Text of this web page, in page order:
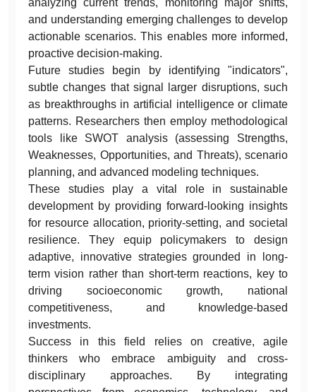
and understanding emerging challenges to develop
actionable scenarios. This enables more informed,
proactive decision-making.
Future studies begin by identifying "indicators",
subtle changes that signal larger disruptions, such
as breakthroughs in artificial intelligence or climate
patterns. Researchers then employ methodological
tools like SWOT analysis (assessing Strengths,
Weaknesses, Opportunities, and Threats), scenario
planning, and advanced modeling techniques.
These studies play a vital role in sustainable
development by providing forward-looking insights
for resource allocation, priority-setting, and societal
resilience. They equip policymakers to design
adaptive, innovative strategies grounded in long-
term vision rather than short-term reactions, key to
driving socioeconomic growth, national
competitiveness, and knowledge-based
investments.
Success in this field relies on creative, agile
thinkers who embrace ambiguity and cross-
disciplinary approaches. By integrating